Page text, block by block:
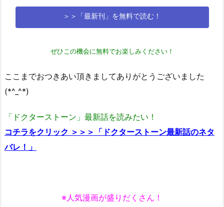
＞＞「最新刊」を無料で読む！
ぜひこの機会に無料でお楽しみください！
ここまでおつきあい頂きましてありがとうございました
(*^_^*)
「ドクターストーン」最新話を読みたい！
コチラをクリック ＞＞＞「ドクターストーン最新話のネタ
バレ！」
※人気漫画が盛りだくさん！